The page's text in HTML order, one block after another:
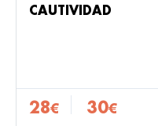
CAUTIVIDAD
28€ 30€